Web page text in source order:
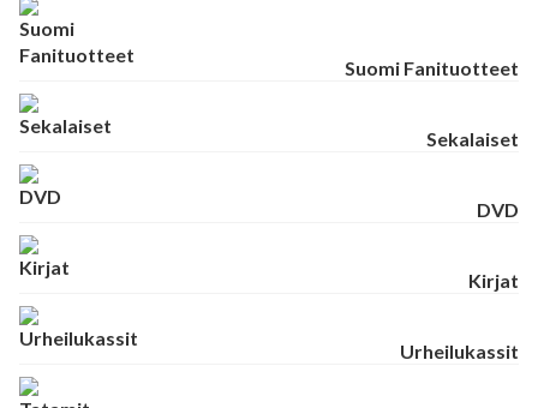
Suomi Fanituotteet
Sekalaiset
DVD
Kirjat
Urheilukassit